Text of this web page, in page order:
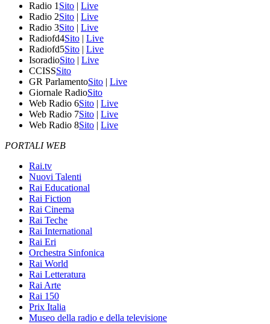
Radio 1 Sito | Live
Radio 2Sito | Live
Radio 3Sito | Live
Radiofd4Sito | Live
Radiofd5Sito | Live
IsoradioSito | Live
CCISSSito
GR ParlamentoSito | Live
Giornale RadioSito
Web Radio 6Sito | Live
Web Radio 7Sito | Live
Web Radio 8Sito | Live
PORTALI WEB
Rai.tv
Nuovi Talenti
Rai Educational
Rai Fiction
Rai Cinema
Rai Teche
Rai International
Rai Eri
Orchestra Sinfonica
Rai World
Rai Letteratura
Rai Arte
Rai 150
Prix Italia
Museo della radio e della televisione